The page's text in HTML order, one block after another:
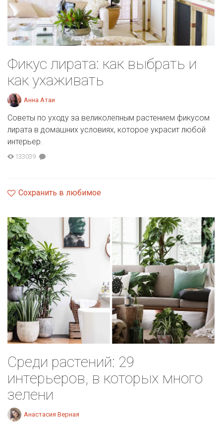
Фикус лирата: как выбрать и
как ухаживать
Анна Атаи
Советы по уходу за великолепным растением фикусом
лирата в домашних условиях, которое украсит любой
интерьер.
133039
Сохранить в любимое
Среди растений: 29
интерьеров, в которых много
зелени
Анастасия Верная